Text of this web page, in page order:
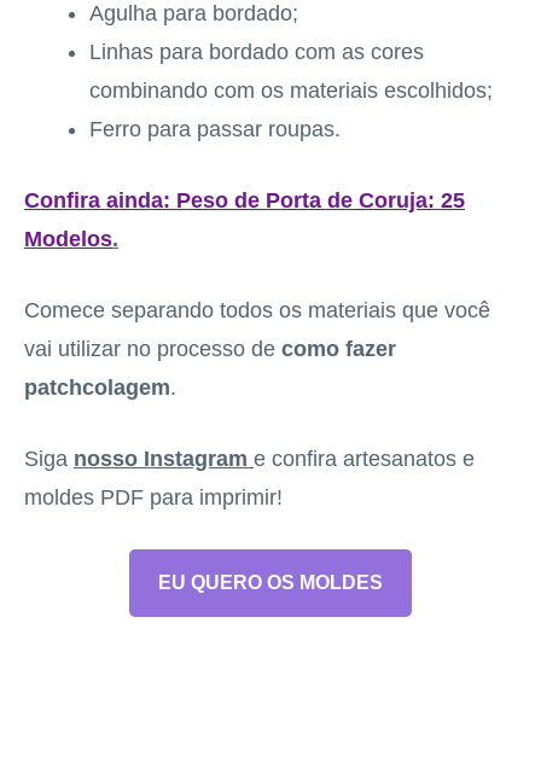
Agulha para bordado;
Linhas para bordado com as cores
combinando com os materiais escolhidos;
Ferro para passar roupas.
Confira ainda: Peso de Porta de Coruja: 25
Modelos.
Comece separando todos os materiais que você
vai utilizar no processo de como fazer
patchcolagem.
Siga nosso Instagram e confira artesanatos e
moldes PDF para imprimir!
EU QUERO OS MOLDES